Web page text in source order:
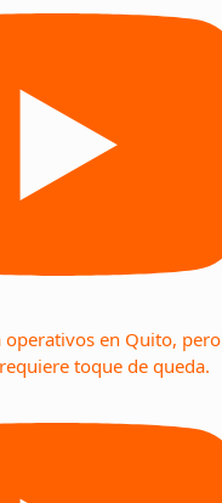
operativos en Quito, pero
toque de queda.